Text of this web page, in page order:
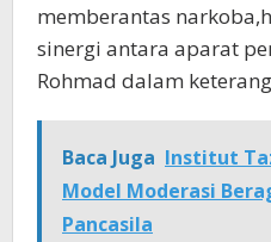
memberantas
sinergi antara aparat
Rohmad dalam
Baca Juga Institut
Model Moderasi
Pancasila